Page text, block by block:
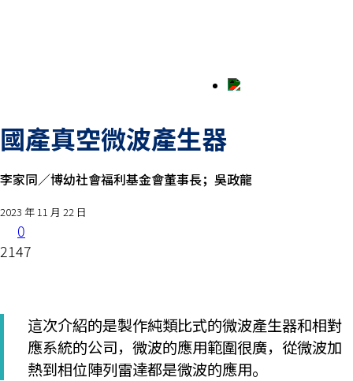
國產真空微波產生器
李家同／博幼社會福利基金會董事長；吳政龍
2023 年 11 月 22 日
0
2147
這次介紹的是製作純類比式的微波產生器和相對
應系統的公司，微波的應用範圍很廣，從微波加
熱到相位陣列雷達都是微波的應用。